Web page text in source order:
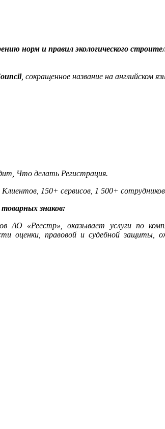
норм и правил экологического
, сокращенное название на английском
Что делать Регистрация.
150+ сервисов, 1 500+ сотрудников
знаков:
АО «Реестр», оказывает услуги по
оценки, правовой и судебной защиты,